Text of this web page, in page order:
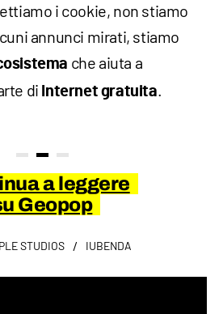
i cookie, non stiamo
annunci mirati, stiamo
che aiuta a
di Internet gratuita.
a leggere
Geopop
STUDIOS / IUBENDA